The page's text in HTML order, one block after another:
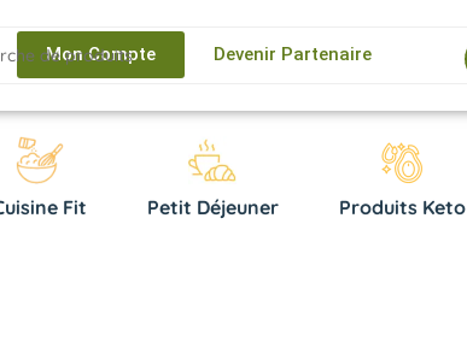
Mon Compte Devenir Partenaire
Fit Petit Déjeuner Produits Keto